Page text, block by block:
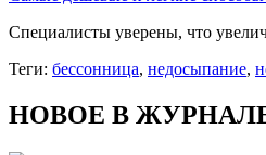
Специалисты уверены, что
Теги: бессонница, недосыпание,
НОВОЕ В